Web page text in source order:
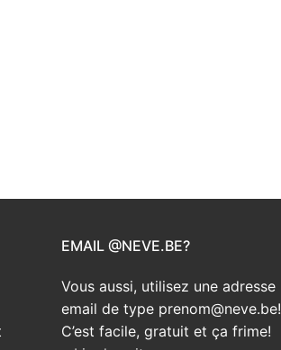
EMAIL @NEVE.BE?
Vous aussi, utilisez une adresse
email de type prenom@neve.be!
C’est facile, gratuit et ça frime!